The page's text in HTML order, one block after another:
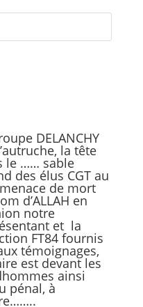
DELANCHY
la tête
le …… sable
des élus CGT au
menace de mort
d’ALLAH en
notre
et la
FT84 fournis
témoignages,
est devant les
ainsi
pénal, à